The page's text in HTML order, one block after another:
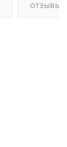
ОТЗЫВЫ